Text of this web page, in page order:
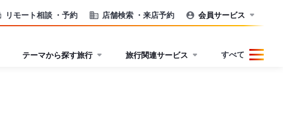
リモート相談 ・予約 店舗検索 ・来店予約 会員サービス
テーマから探す旅行 旅行関連サービス すべて